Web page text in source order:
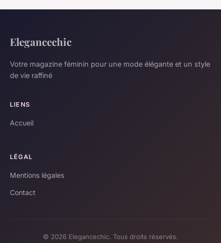
Elegancechic
Votre magazine féminin pour une mode élégante et un style
de vie raffiné
LIENS
Accueil
LÉGAL
Mentions légales
Contact
© 2026 Elegancechic. Tous droits réservés.